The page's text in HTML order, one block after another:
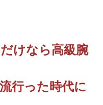
けなら高級腕
行った時代に